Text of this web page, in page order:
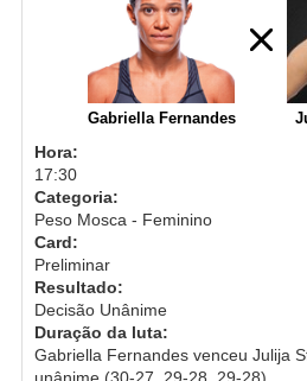
Gabriella Fernandes
Hora:
17:30
Categoria:
Peso Mosca - Feminino
Card:
Preliminar
Resultado:
Decisão Unânime
Duração da luta:
Gabriella Fernandes venceu Julija
unânime (30-27, 29-28, 29-28)